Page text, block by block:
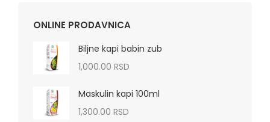
ONLINE PRODAVNICA
Biljne kapi babin zub
1,000.00 RSD
Maskulin kapi 100ml
1,300.00 RSD